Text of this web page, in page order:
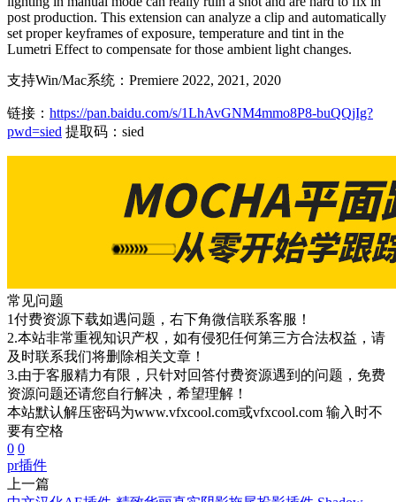
post production. This extension can analyze a clip and automatically
set proper keyframes of exposure, temperature and tint in the
Lumetri Effect to compensate for those ambient light changes.
支持Win/Mac系统：Premiere 2022, 2021, 2020
链接： https://pan.baidu.com/s/1LhAvGNM4mmo8P8-buQQjIg?
pwd=sied 提取码：sied
常见问题
1付费资源下载如遇问题，右下角微信联系客服！
2.本站非常重视知识产权，如有侵犯任何第三方合法权益，请
及时联系我们将删除相关文章！
3.由于客服精力有限，只针对回答付费资源遇到的问题，免费
资源问题还请您自行解决，希望理解！
本站默认解压密码为www.vfxcool.com或vfxcool.com 输入时不
要有空格
0 0
pr插件
上一篇